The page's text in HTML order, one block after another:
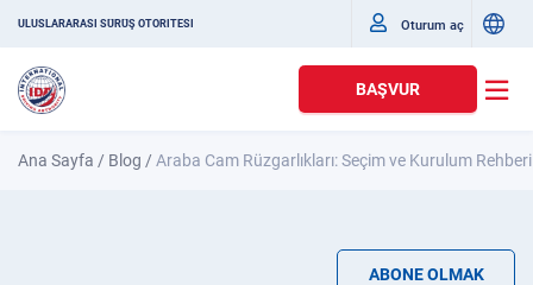
ULUSLARARASI SÜRÜŞ OTORITESI Oturum aç
BAŞVUR
Ana Sayfa / Blog /Araba Cam Rüzgarlıkları: Seçim ve Kurulum Rehberi
ABONE OLMAK